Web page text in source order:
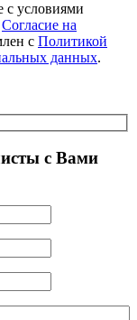
с условиями
Согласие на
с Политикой
данных.
с Вами